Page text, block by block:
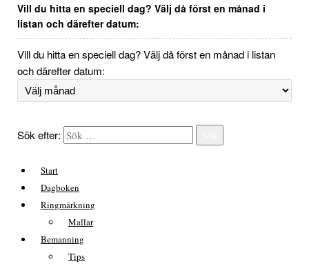
Vill du hitta en speciell dag? Välj då först en månad i
listan och därefter datum:
Vill du hitta en speciell dag? Välj då först en månad i listan
och därefter datum:
Sök efter:
Start
Dagboken
Ringmärkning
Mallar
Bemanning
Tips